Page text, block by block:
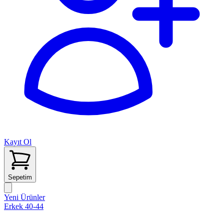
Kayıt Ol
Sepetim
Yeni Ürünler
Erkek 40-44